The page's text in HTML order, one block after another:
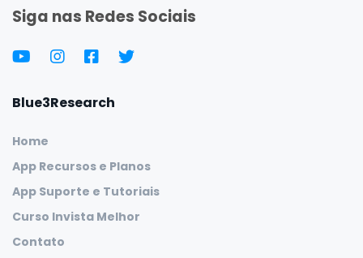
Siga nas Redes Sociais
Blue3Research
Home
App Recursos e Planos
App Suporte e Tutoriais
Curso Invista Melhor
Contato